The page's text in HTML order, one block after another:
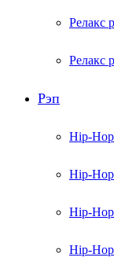
Релакс
Релакс
Рэп
Hip-
Hip-
Hip-Hop
Hip-